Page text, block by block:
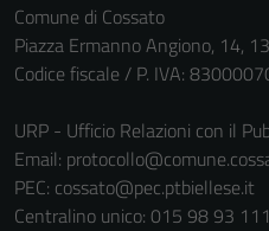
Comune di Cossato
Piazza Ermanno Angiono, 14,
Codice fiscale / P. IVA:
URP - Ufficio Relazioni con il
Email:
PEC: cossato@pec.ptbiellese.it
Centralino unico: 015 98 93 111